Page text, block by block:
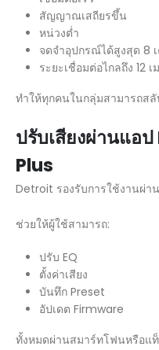
สัญญาณเสถียรขึ้น
หน่วงต่ำ
จดจำอุปกรณ์ได้สูงสุด 8 เ
ระยะเชื่อมต่อไกลถึง 12 เ
ทำให้ทุกคนในกลุ่มสามารถสลั
ปรับเสียงผ่านแอป
Plus
Detroit รองรับการใช้งานผ่
ช่วยให้ผู้ใช้สามารถ:
ปรับ EQ
ตั้งค่าเสียง
บันทึก Preset
อัปเดต Firmware
ทั้งหมดผ่านสมาร์ทโฟนหรือแ